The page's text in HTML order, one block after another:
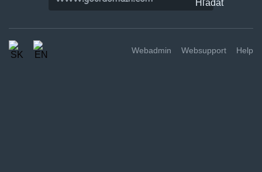
Webadmin Websupport Help